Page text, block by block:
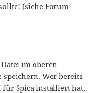
(siehe Forum-
im oberen
speichern. Wer bereits
für Spica installiert hat,